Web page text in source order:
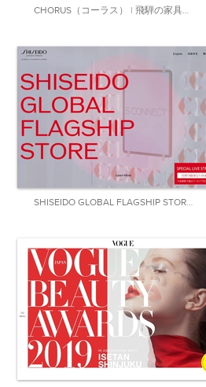
CHORUS（コーラス） | 飛騨の家具・インテリア 日進木工株式会社
SHISEIDO GLOBAL FLAGSHIP STORE | SHISEIDO | 資生堂